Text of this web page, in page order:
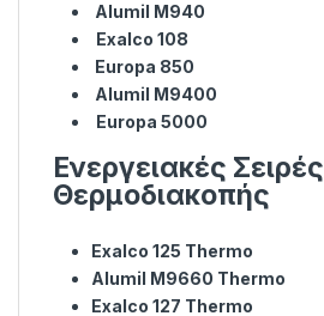
Alumil M940
Exalco 108
Europa 850
Alumil M9400
Europa 5000
Ενεργειακές Σειρές
Θερμοδιακοπής
Exalco 125 Thermo
Alumil M9660 Thermo
Exalco 127 Thermo